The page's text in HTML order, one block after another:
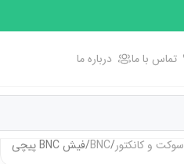
تماس با ما درباره ما
سوکت و کانکتور BNC فیش BNC پیچی